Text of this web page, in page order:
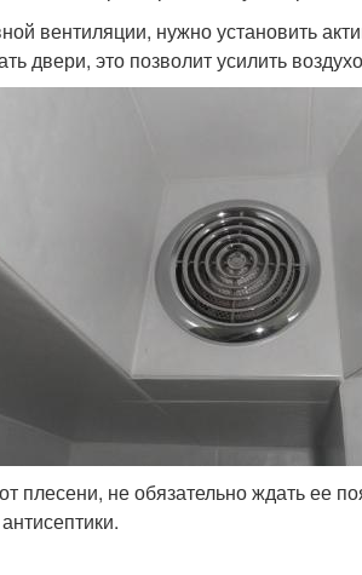
вентиляции, нужно установить
двери, это позволит усилить
плесени, не обязательно ждать ее